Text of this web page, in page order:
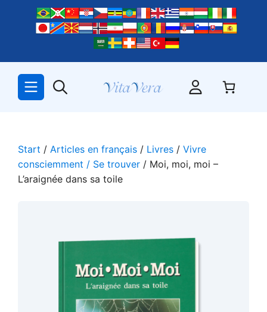
springen
Start / Articles en français / Livres / Vivre
consciemment / Se trouver / Moi, moi, moi –
L’araignée dans sa toile